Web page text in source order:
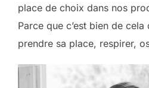
place de choix dans nos
Parce que c’est bien de cela
prendre sa place, respirer,